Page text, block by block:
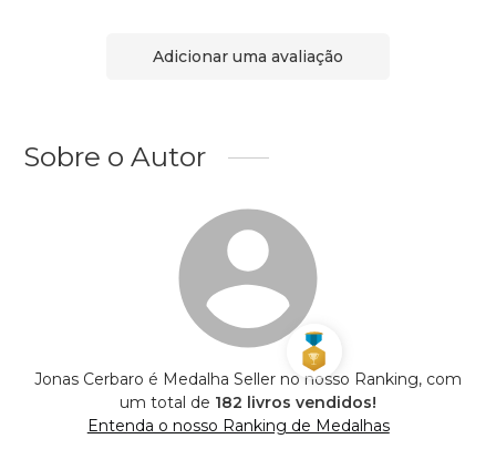
Adicionar uma avaliação
Sobre o Autor
Jonas Cerbaro é Medalha Seller no nosso Ranking, com
um total de 182 livros vendidos!
Entenda o nosso Ranking de Medalhas